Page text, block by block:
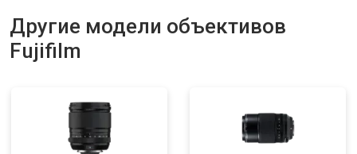
Другие модели объективов
Fujifilm